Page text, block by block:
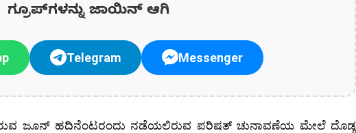
ಗ್ರೂಪ್‌ಗಳನ್ನು ಜಾಯಿನ್ ಆಗಿ
Telegram Messenger
ಜೂನ್ ಹದಿನೆಂಟರಂದು ನಡೆಯಲಿರುವ ಪರಿಷತ್ ಚುನಾವಣೆಯ ಮೇಲೆ ದೊಡ್ಡ